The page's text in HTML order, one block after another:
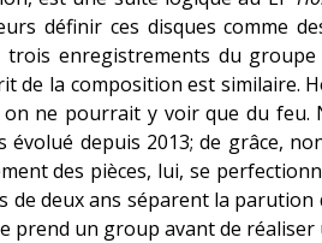
définir ces disques comme
enregistrements du
de la composition est similaire.
on ne pourrait y voir que du feu.
depuis 2013; de grâce,
des pièces, lui, se
de deux ans séparent la
prend un group avant de